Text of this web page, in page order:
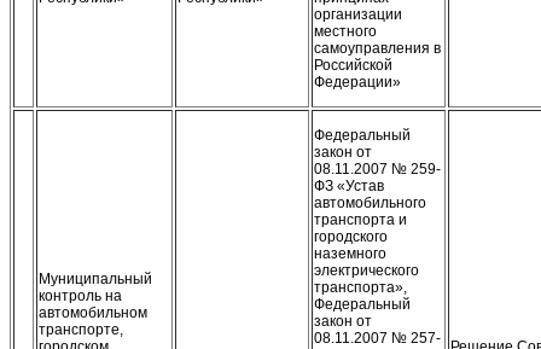
организации
местного
самоуправления в
Российской
Федерации»
Муниципальный
контроль на
автомобильном
транспорте,
Федеральный
закон от
08.11.2007 № 259-
ФЗ «Устав
автомобильного
транспорта и
городского
наземного
электрического
транспорта»,
Федеральный
закон от
08.11.2007 № 257-